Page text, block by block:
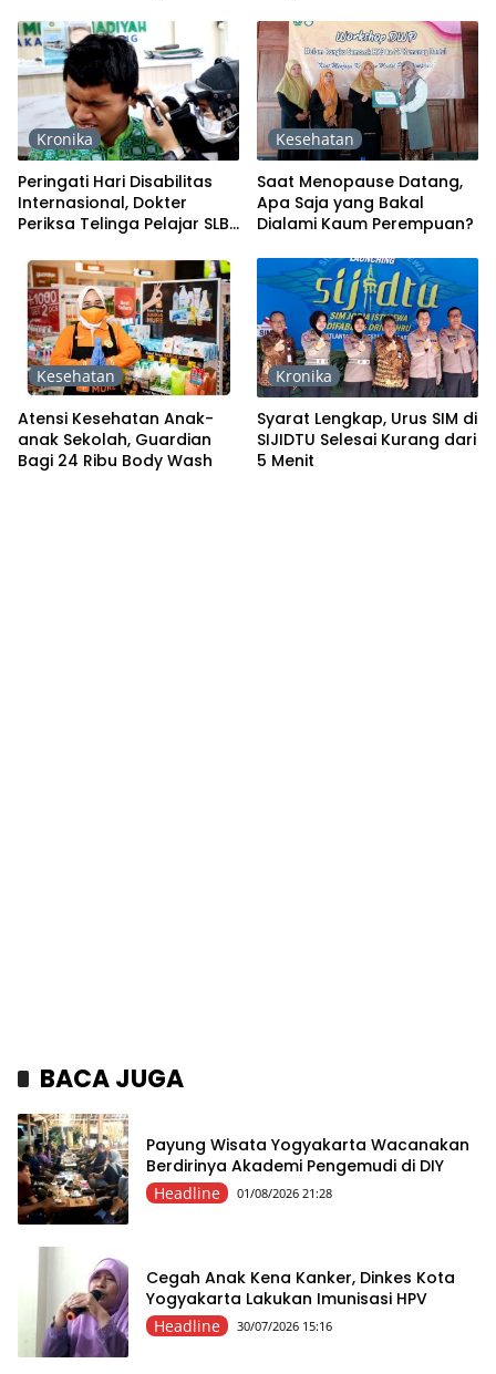
Yogyakarta
Kronika
Peringati Hari Disabilitas
Internasional, Dokter
Periksa Telinga Pelajar SLB
Kesehatan
Saat Menopause Datang,
Apa Saja yang Bakal
Dialami Kaum Perempuan?
Kesehatan
Atensi Kesehatan Anak-
anak Sekolah, Guardian
Bagi 24 Ribu Body Wash
Kronika
Syarat Lengkap, Urus SIM di
SIJIDTU Selesai Kurang dari
5 Menit
BACA JUGA
Payung Wisata Yogyakarta Wacanakan
Berdirinya Akademi Pengemudi di DIY
Headline 01/08/2026 21:28
Cegah Anak Kena Kanker, Dinkes Kota
Yogyakarta Lakukan Imunisasi HPV
Headline 30/07/2026 15:16